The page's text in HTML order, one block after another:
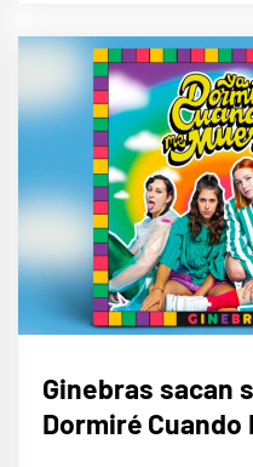
Ginebras sacan
Dormiré Cuando